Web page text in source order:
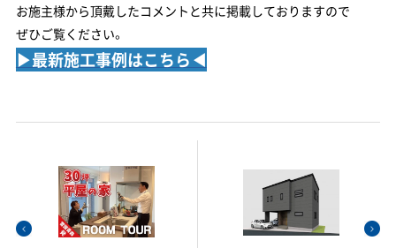
お施主様から頂戴したコメントと共に掲載しておりますので
ぜひご覧ください。
▶最新施工事例はこちら◀